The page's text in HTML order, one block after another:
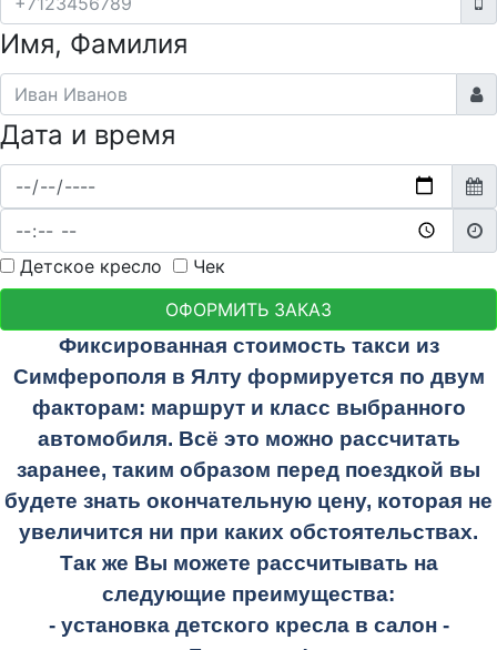
Имя, Фамилия
Дата и время
Детское кресло
Чек
ОФОРМИТЬ ЗАКАЗ
Фиксированная стоимость такси из
Симферополя в Ялту формируется по двум
факторам: маршрут и класс выбранного
автомобиля. Всё это можно рассчитать
заранее, таким образом перед поездкой вы
будете знать окончательную цену, которая не
увеличится ни при каких обстоятельствах.
Так же Вы можете рассчитывать на
следующие преимущества:
- установка детского кресла в салон -